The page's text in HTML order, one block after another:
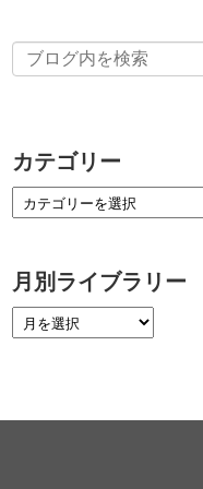
カテゴリー
月別ライブラリー